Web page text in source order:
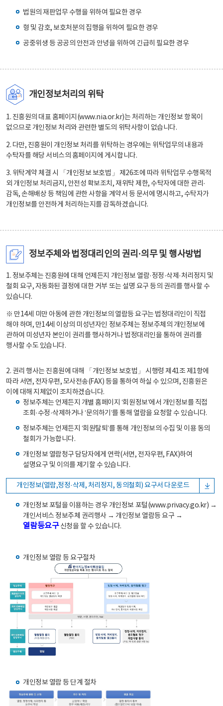
법원의 재판업무 수행을 위하여 필요한 경우
형 및 감호, 보호처분의 집행을 위하여 필요한 경우
공중위생 등 공공의 안전과 안녕을 위하여 긴급히 필요한 경우
개인정보처리의 위탁
1. 진흥원의 대표 홈페이지(www.nia.or.kr)는 처리하는 개인정보 항목이
없으므로 개인정보 처리와 관련한 별도의 위탁사항이 없습니다.
2. 다만, 진흥원이 개인정보 처리를 위탁하는 경우에는 위탁업무의 내용과
수탁자를 해당 서비스의 홈페이지에 게시합니다.
3. 위탁계약 체결 시 「개인정보 보호법」 제26조에 따라 위탁업무 수행목적
외 개인정보 처리금지, 안전성 확보조치, 재위탁 제한, 수탁자에 대한 관리·
감독, 손해배상 등 책임에 관한 사항을 계약서 등 문서에 명시하고, 수탁자가
개인정보를 안전하게 처리하는지를 감독하겠습니다.
정보주체와 법정대리인의 권리·의무 및 행사방법
1. 정보주체는 진흥원에 대해 언제든지 개인정보 열람·정정·삭제·처리정지 및
철회 요구, 자동화된 결정에 대한 거부 또는 설명 요구 등의 권리를 행사할 수
있습니다.
※ 만14세 미만 아동에 관한 개인정보의 열람등 요구는 법정대리인이 직접
해야 하며, 만14세 이상의 미성년자인 정보주체는 정보주체의 개인정보에
관하여 미성년자 본인이 권리를 행사하거나 법정대리인을 통하여 권리를
행사할 수도 있습니다.
2. 권리 행사는 진흥원에 대해 「개인정보 보호법」 시행령 제41조 제1항에
따라 서면, 전자우편, 모사전송(FAX) 등을 통하여 하실 수 있으며, 진흥원은
이에 대해 지체없이 조치하겠습니다.
정보주체는 언제든지 개별 홈페이지 ‘회원정보’에서 개인정보를 직접
조회·수정·삭제하거나 ‘문의하기’를 통해 열람을 요청할 수 있습니다.
정보주체는 언제든지 ‘회원탈퇴’를 통해 개인정보의 수집 및 이용 동의
철회가 가능합니다.
개인정보 열람청구 담당자에게 연락(서면, 전자우편, FAX)하여
설명요구 및 이의를 제기할 수 있습니다.
개인정보(열람,정정·삭제, 처리정지, 동의철회) 요구서 다운로드
개인정보 포털을 이용하는 경우 개인정보 포털(www.privacy.go.kr) →
개인서비스 정보주체 권리행사 → 개인정보 열람등 요구 →
열람등요구신청을 할 수 있습니다.
개인정보 열람 등 요구절차
개인정보 열람 등 단계 절차